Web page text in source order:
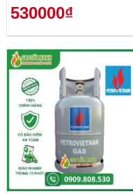
530000₫